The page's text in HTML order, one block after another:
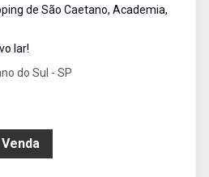
de São Caetano, Academia,
lar!
do Sul - SP
Venda